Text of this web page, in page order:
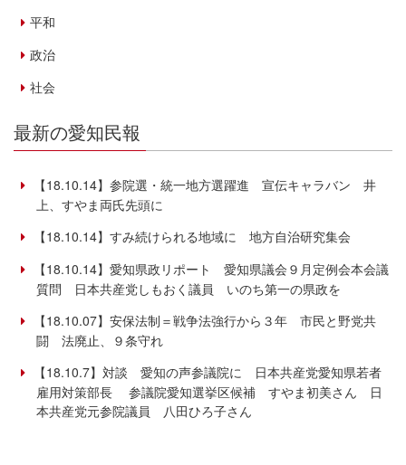
平和
政治
社会
最新の愛知民報
【18.10.14】参院選・統一地方選躍進 宣伝キャラバン 井
上、すやま両氏先頭に
【18.10.14】すみ続けられる地域に 地方自治研究集会
【18.10.14】愛知県政リポート 愛知県議会９月定例会本会議
質問 日本共産党しもおく議員 いのち第一の県政を
【18.10.07】安保法制＝戦争法強行から３年 市民と野党共
闘 法廃止、９条守れ
【18.10.7】対談 愛知の声参議院に 日本共産党愛知県若者
雇用対策部長 参議院愛知選挙区候補 すやま初美さん 日
本共産党元参院議員 八田ひろ子さん